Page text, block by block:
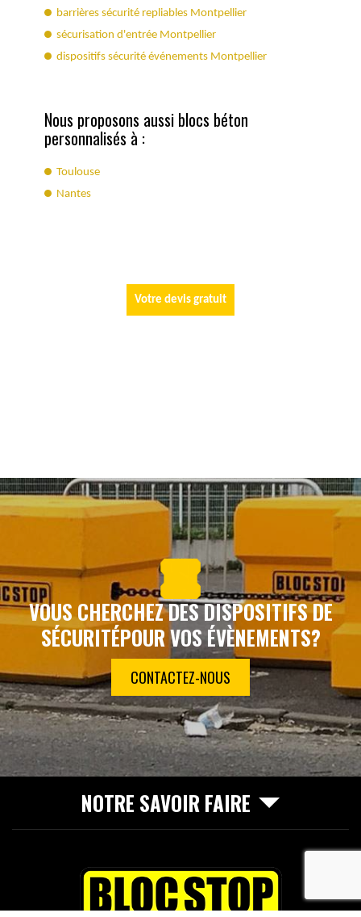
barrières sécurité repliables Montpellier
sécurisation d'entrée Montpellier
dispositifs sécurité événements Montpellier
Nous proposons aussi blocs béton
personnalisés à :
Toulouse
Nantes
Votre devis gratuit
VOUS CHERCHEZ DES DISPOSITIFS DE
SÉCURITÉPOUR VOS ÉVÈNEMENTS?
CONTACTEZ-NOUS
NOTRE SAVOIR FAIRE